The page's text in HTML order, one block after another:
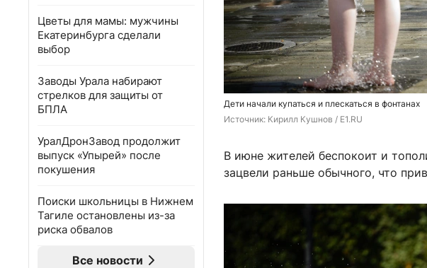
Цветы для мамы: мужчины
Екатеринбурга сделали
выбор
Заводы Урала набирают
стрелков для защиты от
БПЛА
УралДронЗавод продолжит
выпуск «Упырей» после
покушения
Поиски школьницы в Нижнем
Тагиле остановлены из-за
риска обвалов
Все новости
Дети начали купаться и плескаться в фонтанах
Источник: Кирилл Кушнов / E1.RU
В июне жителей беспокоит и
зацвели раньше обычного, что